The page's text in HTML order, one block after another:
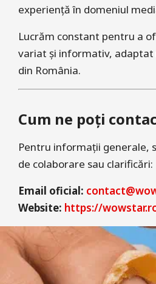
experiență în domeniul
Lucrăm constant pentru a
variat și informativ, adaptat
din România.
Cum ne poți
Pentru informații generale,
de colaborare sau clarificări:
Email oficial:
Website: https://